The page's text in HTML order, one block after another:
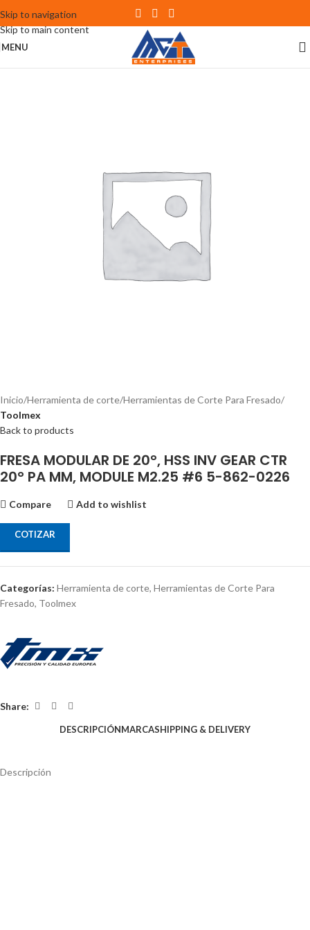
Skip to navigation
Skip to main content
MENU
Inicio Herramienta de corte Herramientas de Corte Para Fresado
Toolmex
Back to products
FRESA MODULAR DE 20°, HSS INV GEAR CTR
20° PA MM, MODULE M2.25 #6 5-862-0226
Compare Add to wishlist
COTIZAR
Categorías: Herramienta de corte, Herramientas de Corte Para
Fresado, Toolmex
Share:
DESCRIPCIÓNMARCASHIPPING & DELIVERY
Descripción